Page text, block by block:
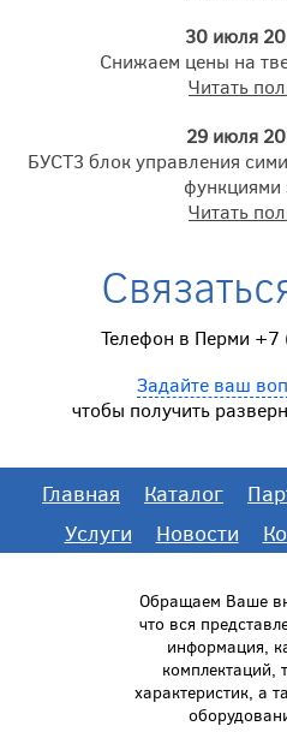
30 июля
Снижаем цены на
Читать
29 июля
БУСТ3 блок управления
Читать
Телефон в Перми
Задайте ваш
чтобы получить
Главная Каталог
Услуги
Новости
Обращаем Ваше
что вся
информация,
комплектаций,
характеристик, а